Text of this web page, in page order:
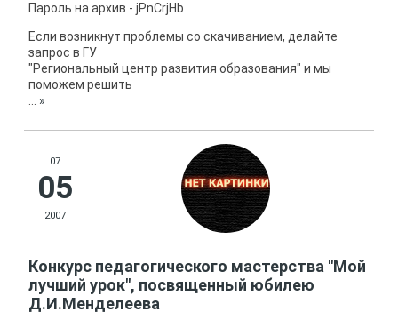
Пароль на архив - jPnCrjHb
Если возникнут проблемы со скачиванием, делайте
запрос в ГУ
"Региональный центр развития образования" и мы
поможем решить
... »
07
05
2007
Конкурс педагогического мастерства "Мой
лучший урок", посвященный юбилею
Д.И.Менделеева